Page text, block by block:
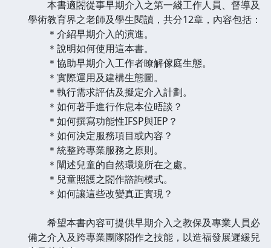
本書適閤從事早期介入之第一綫工作人員、督導及
學術教育界之老師及學生閱讀，共分12章，內容包括：
＊介紹早期介入的演進。
＊說明如何使用這本書。
＊協助早期介入工作者瞭解傢庭生態。
＊實際運用及建構生態圖。
＊執行需求評估及擬定介入計劃。
＊如何著手進行作息本位晤談？
＊如何撰寫功能性IFSP與IEP？
＊如何決定服務項目或內容？
＊統整跨專業服務之原則。
＊闡述兒童的自然環境所在之處。
＊兒童照護之閤作諮詢模式。
＊如何讓這些改變真正實現？
希望本書內容可提供早期介入之教保及專業人員必
備之介入及跨專業團隊閤作之技能，以造福發展遲緩兒